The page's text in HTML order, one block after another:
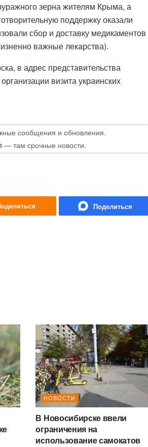
зерна жителям Крыма, а
поддержку оказали
сбор и доставку медикаментов
важные лекарства).
в адрес представительства
визита украинских
сообщения и обновления.
— там срочные новости.
НОВОСТИ
В Новосибирске ввели
ограничения на
использование самокатов